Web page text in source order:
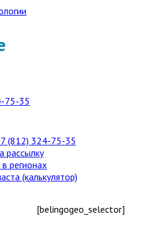
75-35
(812) 324-75-35
рассылку
регионах
(калькулятор)
[belingogeo_selector]